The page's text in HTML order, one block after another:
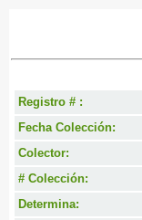
Registro # :
Fecha Colección:
Colector:
# Colección:
Determina: